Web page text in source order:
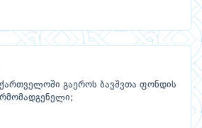
გაეროს ბავშვთა ფონდის